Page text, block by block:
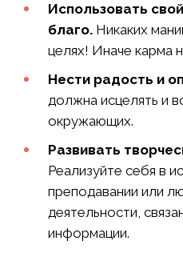
Использовать
благо. Никаких
целях! Иначе карма
Нести радость и
должна исцелять и
окружающих.
Развивать
Реализуйте себя в
преподавании или
деятельности,
информации.